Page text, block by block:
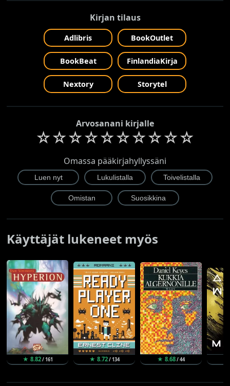
Kirjan tilaus
Adlibris BookOutlet
BookBeat FinlandiaKirja
Nextory Storytel
Arvosanani kirjalle
☆☆☆☆☆☆☆☆☆☆
Omassa pääkirjahyllyssäni
Käyttäjät lukeneet myös
★ 8.82/ 161 ★ 8.72/ 134 ★ 8.68/ 44